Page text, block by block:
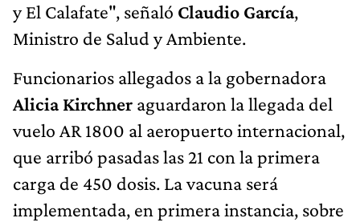
y El Calafate", señaló Claudio García,
Ministro de Salud y Ambiente.
Funcionarios allegados a la gobernadora
Alicia Kirchner aguardaron la llegada del
vuelo AR 1800 al aeropuerto internacional,
que arribó pasadas las 21 con la primera
carga de 450 dosis. La vacuna será
implementada, en primera instancia, sobre